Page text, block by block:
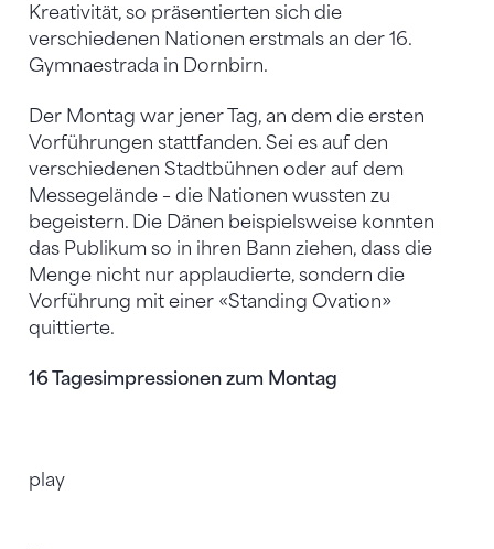
Kreativität, so präsentierten sich die
verschiedenen Nationen erstmals an der 16.
Gymnaestrada in Dornbirn.
Der Montag war jener Tag, an dem die ersten
Vorführungen stattfanden. Sei es auf den
verschiedenen Stadtbühnen oder auf dem
Messegelände – die Nationen wussten zu
begeistern. Die Dänen beispielsweise konnten
das Publikum so in ihren Bann ziehen, dass die
Menge nicht nur applaudierte, sondern die
Vorführung mit einer «Standing Ovation»
quittierte.
16 Tagesimpressionen zum Montag
play